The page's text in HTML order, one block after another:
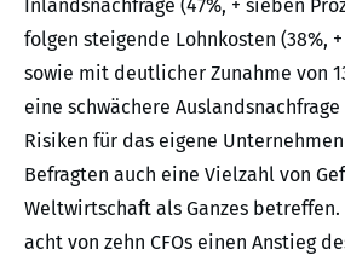
Inlandsnachfrage (47%, + sieben
folgen steigende Lohnkosten (38%,
sowie mit deutlicher Zunahme von
eine schwächere Auslandsnachfrage
Risiken für das eigene
Befragten auch eine Vielzahl von
Weltwirtschaft als Ganzes
acht von zehn CFOs einen Anstieg